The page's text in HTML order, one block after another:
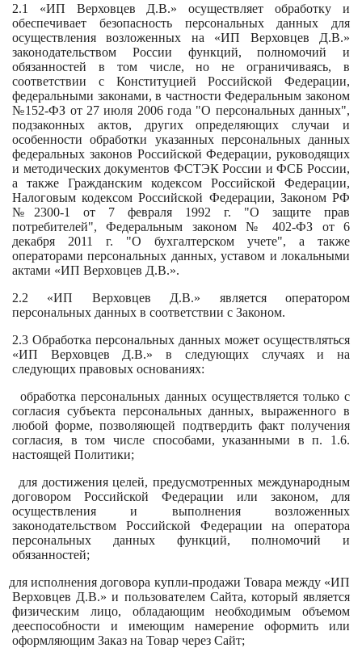
2.1 «ИП Верховцев Д.В.» осуществляет обработку и
обеспечивает безопасность персональных данных для
осуществления возложенных на «ИП Верховцев Д.В.»
законодательством России функций, полномочий и
обязанностей в том числе, но не ограничиваясь, в
соответствии с Конституцией Российской Федерации,
федеральными законами, в частности Федеральным законом
№152-ФЗ от 27 июля 2006 года "О персональных данных",
подзаконных актов, других определяющих случаи и
особенности обработки указанных персональных данных
федеральных законов Российской Федерации, руководящих
и методических документов ФСТЭК России и ФСБ России,
а также Гражданским кодексом Российской Федерации,
Налоговым кодексом Российской Федерации, Законом РФ
№2300-1 от 7 февраля 1992 г. "О защите прав
потребителей", Федеральным законом № 402-ФЗ от 6
декабря 2011 г. "О бухгалтерском учете", а также
операторами персональных данных, уставом и локальными
актами «ИП Верховцев Д.В.».
2.2 «ИП Верховцев Д.В.» является оператором
персональных данных в соответствии с Законом.
2.3 Обработка персональных данных может осуществляться
«ИП Верховцев Д.В.» в следующих случаях и на
следующих правовых основаниях:
обработка персональных данных осуществляется только с
согласия субъекта персональных данных, выраженного в
любой форме, позволяющей подтвердить факт получения
согласия, в том числе способами, указанными в п. 1.6.
настоящей Политики;
для достижения целей, предусмотренных международным
договором Российской Федерации или законом, для
осуществления и выполнения возложенных
законодательством Российской Федерации на оператора
персональных данных функций, полномочий и
обязанностей;
для исполнения договора купли-продажи Товара между «ИП
Верховцев Д.В.» и пользователем Сайта, который является
физическим лицо, обладающим необходимым объемом
дееспособности и имеющим намерение оформить или
оформляющим Заказ на Товар через Сайт;